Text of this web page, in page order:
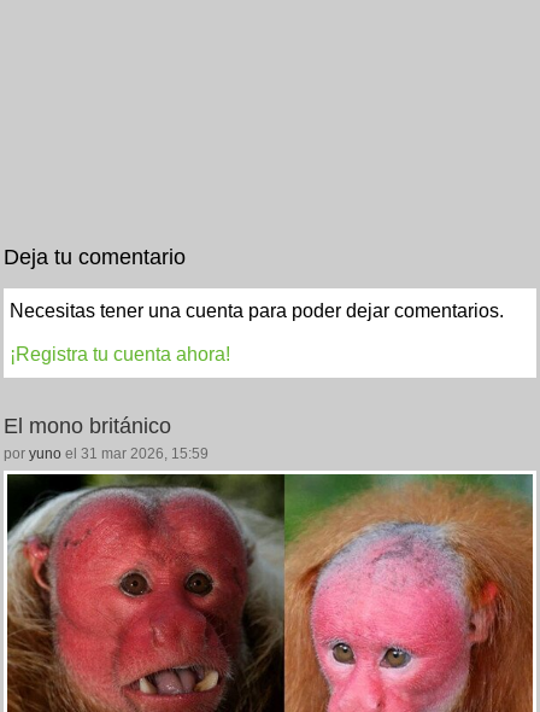
Deja tu comentario
Necesitas tener una cuenta para poder dejar comentarios.
¡Registra tu cuenta ahora!
El mono británico
por yuno el 31 mar 2026, 15:59